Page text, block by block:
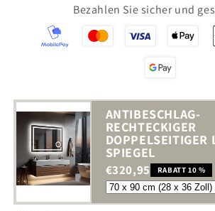
Bezahlen Sie sicher und
ANTIBESCHLAG-
RECHTECKIGER
DOPPELSEITIGER
SPIEGEL
€320,95 RABATT 10 %